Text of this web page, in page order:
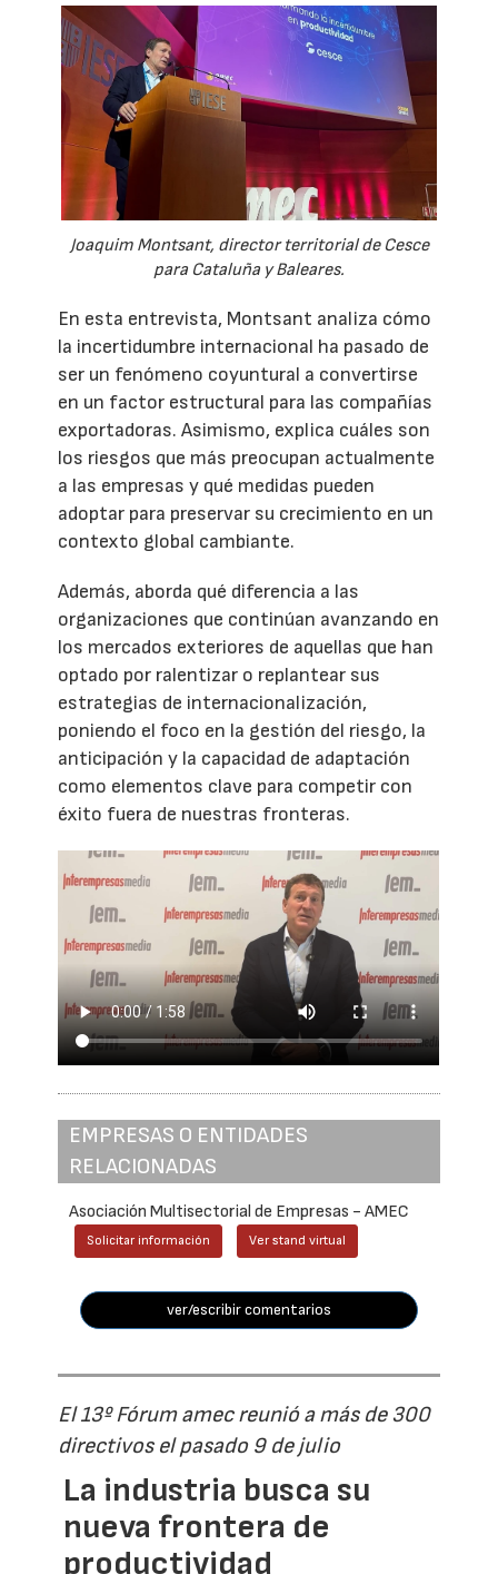
Joaquim Montsant, director territorial de Cesce
para Cataluña y Baleares.
En esta entrevista, Montsant analiza cómo
la incertidumbre internacional ha pasado de
ser un fenómeno coyuntural a convertirse
en un factor estructural para las compañías
exportadoras. Asimismo, explica cuáles son
los riesgos que más preocupan actualmente
a las empresas y qué medidas pueden
adoptar para preservar su crecimiento en un
contexto global cambiante.
Además, aborda qué diferencia a las
organizaciones que continúan avanzando en
los mercados exteriores de aquellas que han
optado por ralentizar o replantear sus
estrategias de internacionalización,
poniendo el foco en la gestión del riesgo, la
anticipación y la capacidad de adaptación
como elementos clave para competir con
éxito fuera de nuestras fronteras.
EMPRESAS O ENTIDADES
RELACIONADAS
Asociación Multisectorial de Empresas - AMEC
Solicitar información Ver stand virtual
ver/escribir comentarios
El 13º Fórum amec reunió a más de 300
directivos el pasado 9 de julio
La industria busca su
nueva frontera de
productividad